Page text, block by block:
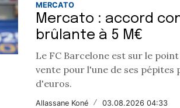
MERCATO
Mercato : accord
brûlante à 5 M€
Le FC Barcelone est sur le
vente pour l'une de ses
d'euros.
Allassane Koné / 03.08.2026 04:33